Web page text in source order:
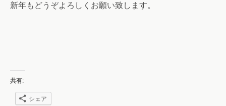
新年もどうぞよろしくお願い致します。
共有:
シェア